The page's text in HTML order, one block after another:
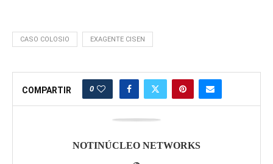
CASO COLOSIO EXAGENTE CISEN
COMPARTIR 0
NOTINÚCLEO NETWORKS